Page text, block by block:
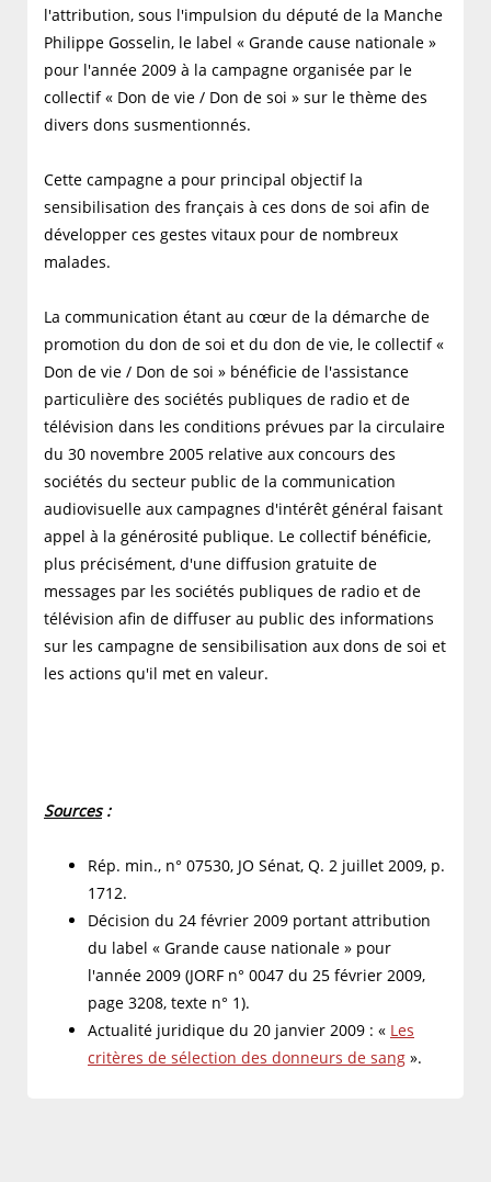
l'attribution, sous l'impulsion du député de la Manche
Philippe Gosselin, le label « Grande cause nationale »
pour l'année 2009 à la campagne organisée par le
collectif « Don de vie / Don de soi » sur le thème des
divers dons susmentionnés.
Cette campagne a pour principal objectif la
sensibilisation des français à ces dons de soi afin de
développer ces gestes vitaux pour de nombreux
malades.
La communication étant au cœur de la démarche de
promotion du don de soi et du don de vie, le collectif «
Don de vie / Don de soi » bénéficie de l'assistance
particulière des sociétés publiques de radio et de
télévision dans les conditions prévues par la circulaire
du 30 novembre 2005 relative aux concours des
sociétés du secteur public de la communication
audiovisuelle aux campagnes d'intérêt général faisant
appel à la générosité publique. Le collectif bénéficie,
plus précisément, d'une diffusion gratuite de
messages par les sociétés publiques de radio et de
télévision afin de diffuser au public des informations
sur les campagne de sensibilisation aux dons de soi et
les actions qu'il met en valeur.
Sources:
Rép. min., n° 07530, JO Sénat, Q. 2 juillet 2009, p.
1712.
Décision du 24 février 2009 portant attribution
du label « Grande cause nationale » pour
l'année 2009 (JORF n° 0047 du 25 février 2009,
page 3208, texte n° 1).
Actualité juridique du 20 janvier 2009 : « Les
critères de sélection des donneurs de sang ».